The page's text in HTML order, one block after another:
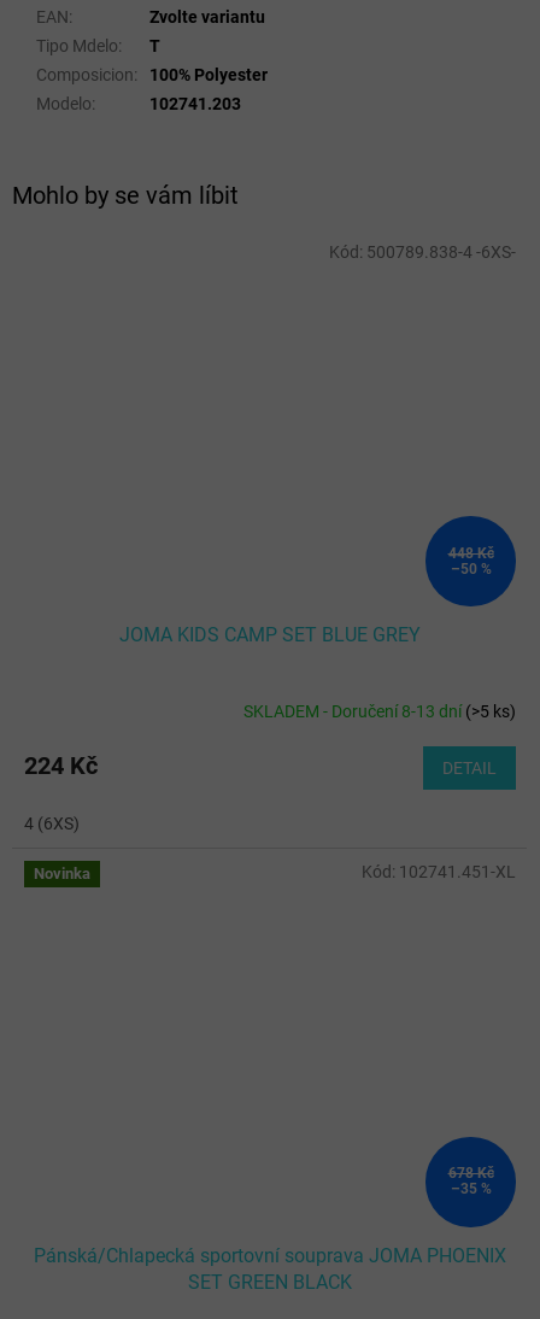
Mohlo by se vám líbit
448 Kč
–50 %
JOMA KIDS CAMP SET BLUE GREY
SKLADEM - Doručení 8-13 dní(>5 ks)
224 Kč DETAIL
4 (6XS)
Kód: 500789.838-4 -6XS-
Novinka
678 Kč
–35 %
Pánská/Chlapecká sportovní souprava JOMA PHOENIX
SET GREEN BLACK
Kód: 102741.451-XL
EAN:
Zvolte variantu
Tipo Mdelo:
T
Composicion:
100% Polyester
Modelo: 102741.203